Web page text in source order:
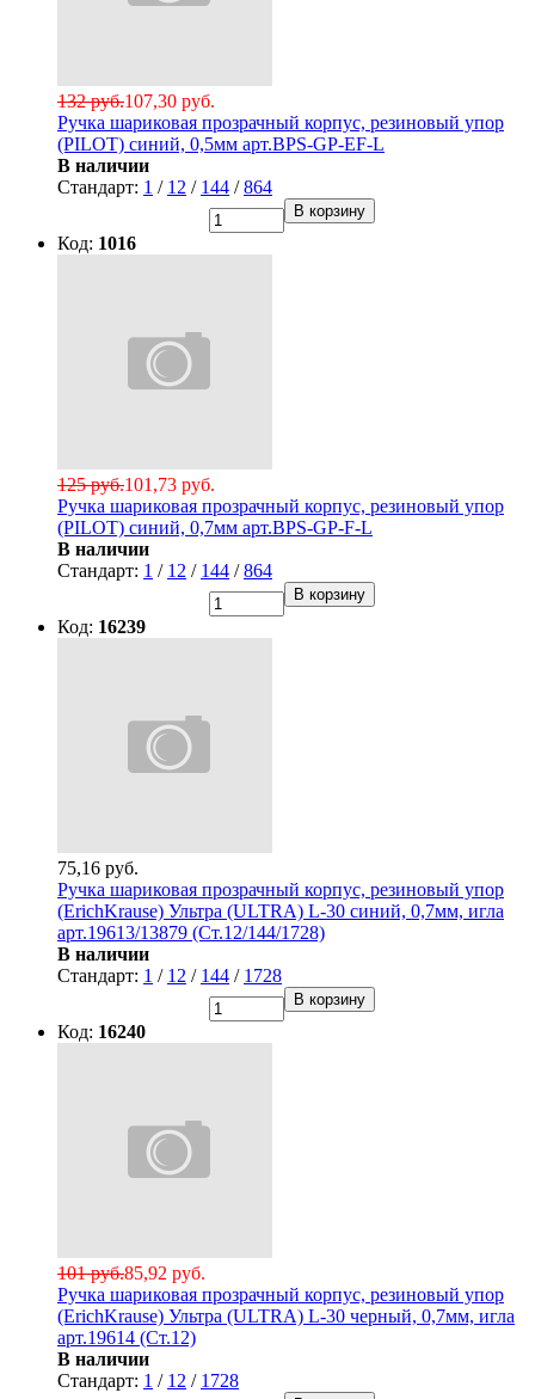
107,30 руб.
132 руб.
Ручка шариковая прозрачный корпус, резиновый упор
(PILOT) синий, 0,5мм арт.BPS-GP-EF-L
В наличии
Стандарт: 1 / 12 / 144 /864
В корзину
Код: 1016
101,73 руб.
125 руб.
Ручка шариковая прозрачный корпус, резиновый упор
(PILOT) синий, 0,7мм арт.BPS-GP-F-L
В наличии
Стандарт: 1 / 12 / 144 /864
В корзину
Код: 16239
75,16 руб.
Ручка шариковая прозрачный корпус, резиновый упор
(ErichKrause) Ультра (ULTRA) L-30 синий, 0,7мм, игла
арт.19613/13879 (Ст.12/144/1728)
В наличии
Стандарт: 1 / 12 / 144 / 1728
В корзину
Код: 16240
85,92 руб.
101 руб.
Ручка шариковая прозрачный корпус, резиновый упор
(ErichKrause) Ультра (ULTRA) L-30 черный, 0,7мм, игла
арт.19614 (Ст.12)
В наличии
Стандарт: 1 / 12 / 1728